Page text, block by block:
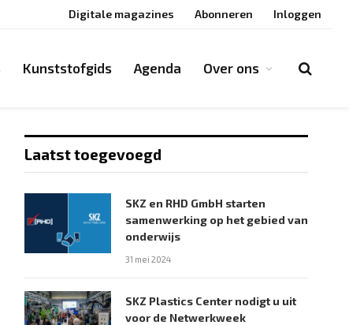
Digitale magazines Abonneren Inloggen
Kunststofgids Agenda Over ons
Laatst toegevoegd
SKZ en RHD GmbH starten
samenwerking op het gebied van
onderwijs
31 mei 2024
SKZ Plastics Center nodigt u uit
voor de Netwerkweek